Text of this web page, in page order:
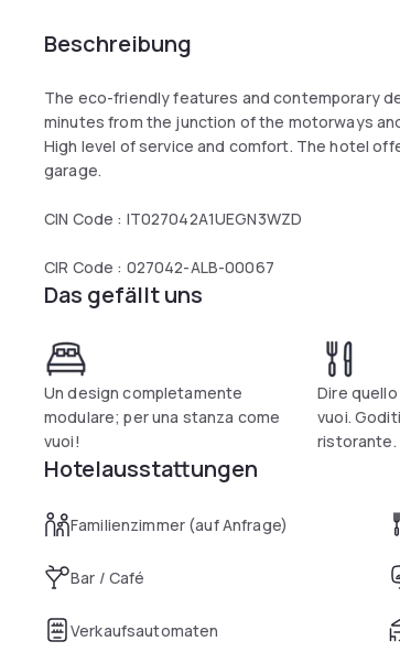
Beschreibung
The eco-friendly features and contemporary
minutes from the junction of the motorways
High level of service and comfort. The hotel
garage.
CIN Code : IT027042A1UEGN3WZD
CIR Code : 027042-ALB-00067
Das gefällt uns
Un design completamente
modulare; per una stanza come
vuoi!
Dire
vuoi.
ristorante.
Hotelausstattungen
Familienzimmer (auf Anfrage)
Bar / Café
Verkaufsautomaten